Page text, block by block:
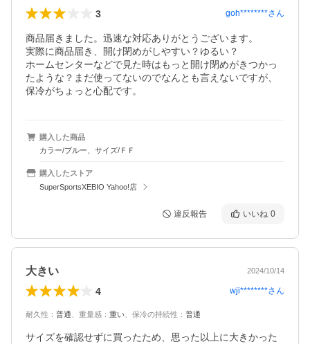
3 goh********さん
商品届きました。迅速な対応ありがとうございます。
実際に商品届き、開け閉めがしやすい？ゆるい？
ホームセンターなどで見た時はもっと開け閉めがきつかっ
たような？まだ使ってないのでなんとも言えないですが、
保冷がちょっと心配です。
購入した商品
カラー/ブルー、サイズ/ＦＦ
購入したストア
SuperSportsXEBIO Yahoo!店
違反報告 いいね 0
大きい 2024/10/14
4 wji********さん
耐久性 ： 普通 重量感 ： 重い 保冷の持続性 ： 普通
サイズを確認せずに買ったため、思った以上に大きかった